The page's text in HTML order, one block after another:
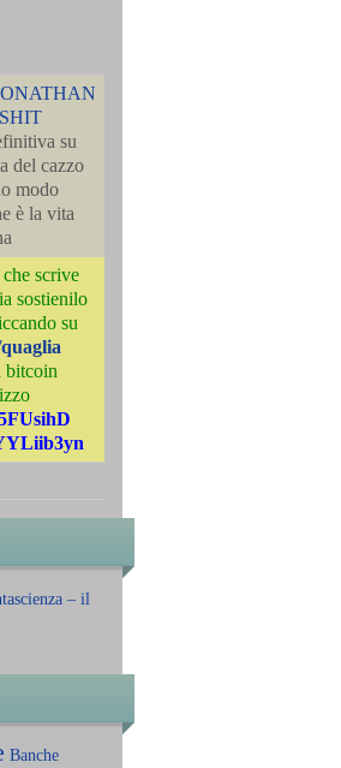
su
del cazzo
modo
è la vita
scrive
sostienilo
su
bitcoin
– il
Banche